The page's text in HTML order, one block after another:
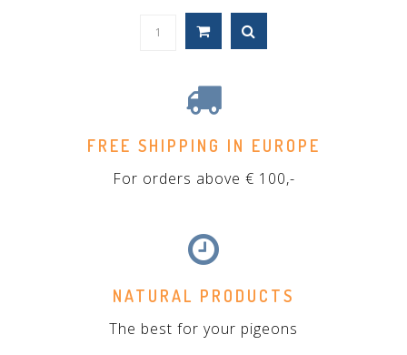
FREE SHIPPING IN EUROPE
For orders above € 100,-
NATURAL PRODUCTS
The best for your pigeons